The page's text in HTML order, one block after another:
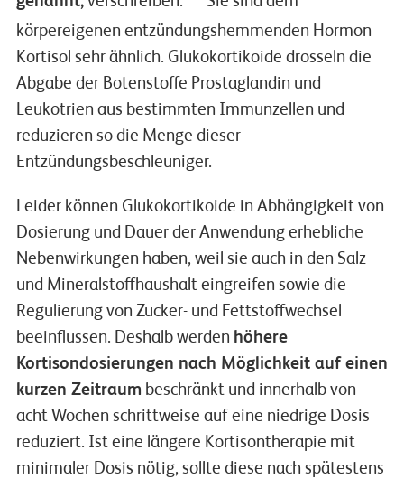
körpereigenen entzündungshemmenden Hormon
Kortisol sehr ähnlich. Glukokortikoide drosseln die
Abgabe der Botenstoffe Prostaglandin und
Leukotrien aus bestimmten Immunzellen und
reduzieren so die Menge dieser
Entzündungsbeschleuniger.
Leider können Glukokortikoide in Abhängigkeit von
Dosierung und Dauer der Anwendung erhebliche
Nebenwirkungen haben, weil sie auch in den Salz
und Mineralstoffhaushalt eingreifen sowie die
Regulierung von Zucker- und Fettstoffwechsel
beeinflussen. Deshalb werden höhere
Kortisondosierungen nach Möglichkeit auf einen
kurzen Zeitraum beschränkt und innerhalb von
acht Wochen schrittweise auf eine niedrige Dosis
reduziert. Ist eine längere Kortisontherapie mit
minimaler Dosis nötig, sollte diese nach spätestens